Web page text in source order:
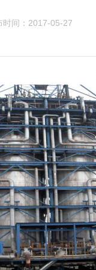
时间：2017-05-27